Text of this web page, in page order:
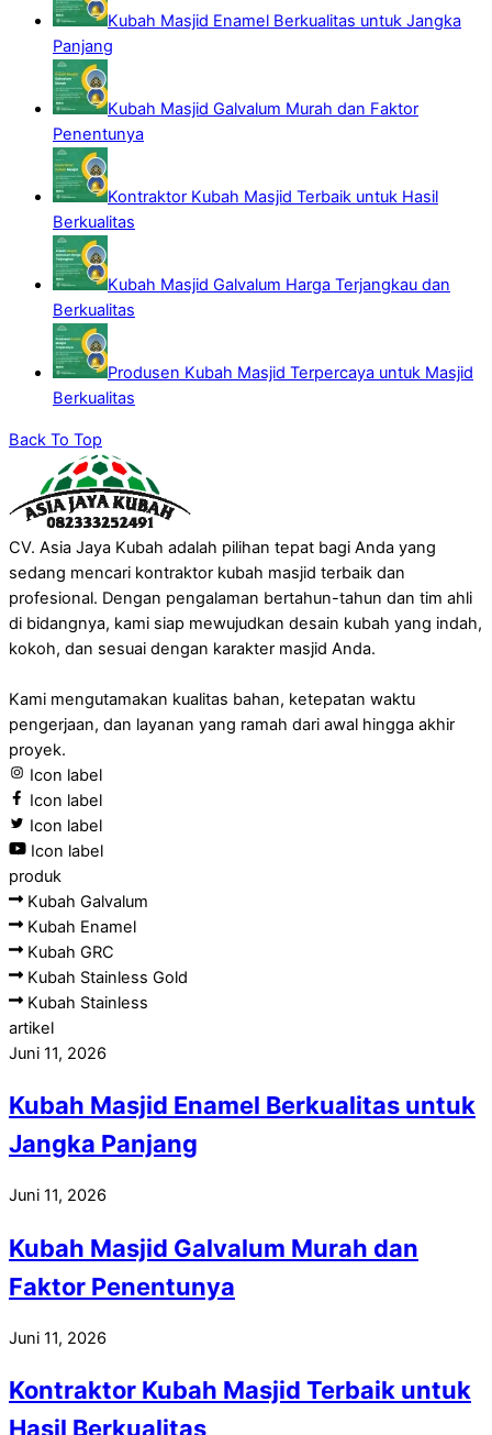
Kubah Masjid Enamel Berkualitas untuk Jangka
Panjang
Kubah Masjid Galvalum Murah dan Faktor
Penentunya
Kontraktor Kubah Masjid Terbaik untuk Hasil
Berkualitas
Kubah Masjid Galvalum Harga Terjangkau dan
Berkualitas
Produsen Kubah Masjid Terpercaya untuk Masjid
Berkualitas
Back To Top
CV. Asia Jaya Kubah adalah pilihan tepat bagi Anda yang
sedang mencari kontraktor kubah masjid terbaik dan
profesional. Dengan pengalaman bertahun-tahun dan tim ahli
di bidangnya, kami siap mewujudkan desain kubah yang indah,
kokoh, dan sesuai dengan karakter masjid Anda.
Kami mengutamakan kualitas bahan, ketepatan waktu
pengerjaan, dan layanan yang ramah dari awal hingga akhir
proyek.
Icon label
Icon label
Icon label
Icon label
produk
Kubah Galvalum
Kubah Enamel
Kubah GRC
Kubah Stainless Gold
Kubah Stainless
artikel
Juni 11, 2026
Kubah Masjid Enamel Berkualitas untuk
Jangka Panjang
Juni 11, 2026
Kubah Masjid Galvalum Murah dan
Faktor Penentunya
Juni 11, 2026
Kontraktor Kubah Masjid Terbaik untuk
Hasil Berkualitas